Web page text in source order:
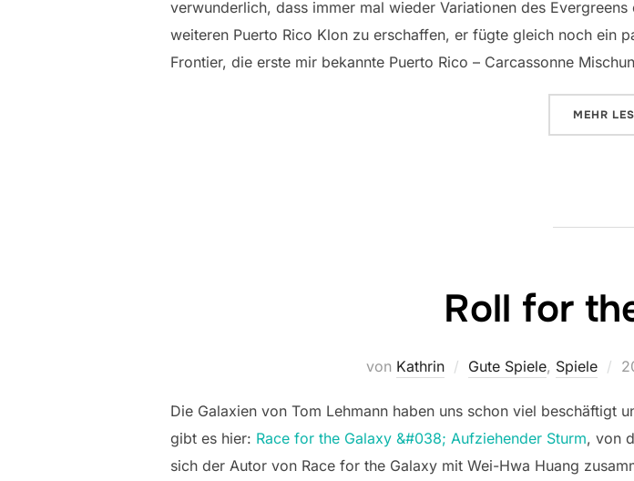
verwunderlich, dass immer mal wieder Variationen des
weiteren Puerto Rico Klon zu erschaffen, er fügte gleich noch ein
Frontier, die erste mir bekannte Puerto Rico – Carcassonne
MEHR
Roll for
von Kathrin Gute Spiele, Spiele
Die Galaxien von Tom Lehmann haben uns schon viel beschäftigt
gibt es hier: Race for the Galaxy &#038; Aufziehender Sturm, von
sich der Autor von Race for the Galaxy mit Wei-Hwa Huang